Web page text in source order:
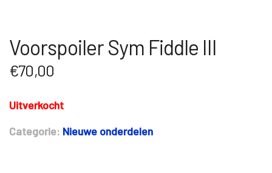
Voorspoiler Sym Fiddle III
€70,00
Uitverkocht
Categorie: Nieuwe onderdelen